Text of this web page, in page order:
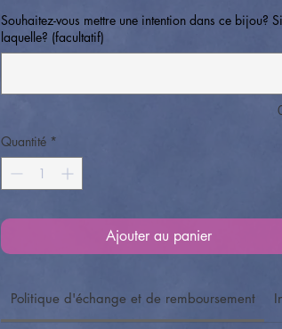
Souhaitez-vous mettre une intention dans ce bijou?
laquelle? (facultatif)
Quantité *
Ajouter au panier
Politique d'échange et de remboursement